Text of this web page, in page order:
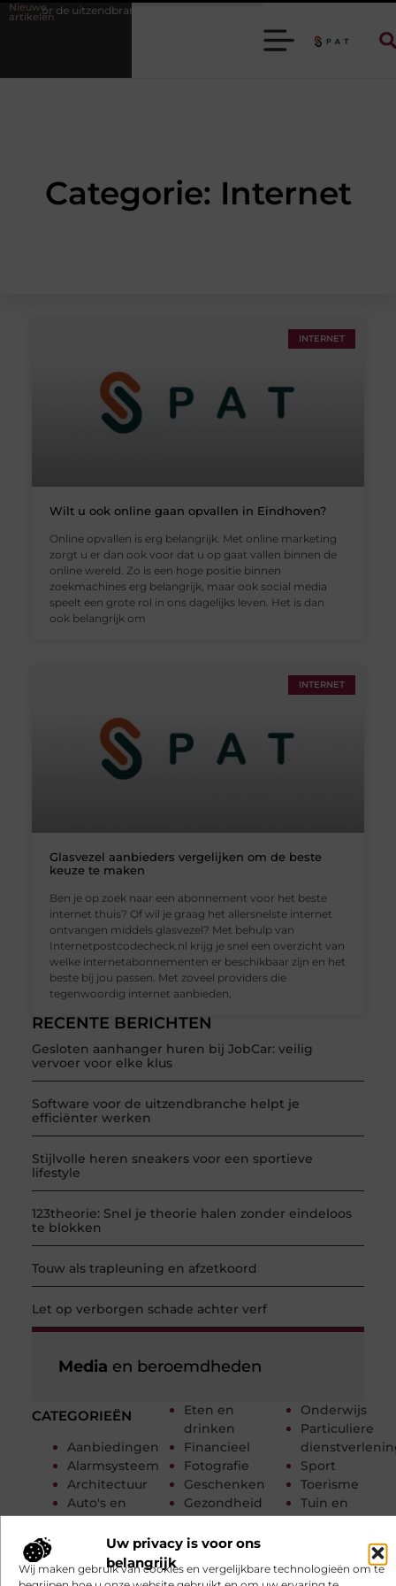
Uw privacy is voor ons
belangrijk
Wij maken gebruik van cookies en vergelijkbare technologieën om te
Nieuwe
artikelen
de uitzendbranche helpt je efficiënter werken
Categorie: Internet
RECENTE BERICHTEN
Gesloten aanhanger huren bij JobCar: veilig
vervoer voor elke klus
Software voor de uitzendbranche helpt je
efficiënter werken
Stijlvolle heren sneakers voor een sportieve
lifestyle
123theorie: Snel je theorie halen zonder eindeloos
te blokken
Touw als trapleuning en afzetkoord
Let op verborgen schade achter verf
CATEGORIEËN
Aanbiedingen
Alarmsysteem
Architectuur
Auto's en
Banen en
opleidingen
Beauty en
Eten en
drinken
Financieel
Fotografie
Geschenken
Gezondheid
tijd
Industrie
Onderwijs
Particuliere
Sport
Toerisme
Tuin en
Tweewielers
Verbouwen
Media en beroemdheden
INTERNET
Wilt u ook online gaan opvallen in Eindhoven?
Online opvallen is erg belangrijk. Met online marketing
zorgt u er dan ook voor dat u op gaat vallen binnen de
online wereld. Zo is een hoge positie binnen
zoekmachines erg belangrijk, maar ook social media
speelt een grote rol in ons dagelijks leven. Het is dan
ook belangrijk om
INTERNET
Glasvezel aanbieders vergelijken om de beste
keuze te maken
Ben je op zoek naar een abonnement voor het beste
internet thuis? Of wil je graag het allersnelste internet
ontvangen middels glasvezel? Met behulp van
Internetpostcodecheck.nl krijg je snel een overzicht van
welke internetabonnementen er beschikbaar zijn en het
beste bij jou passen. Met zoveel providers die
tegenwoordig internet aanbieden,